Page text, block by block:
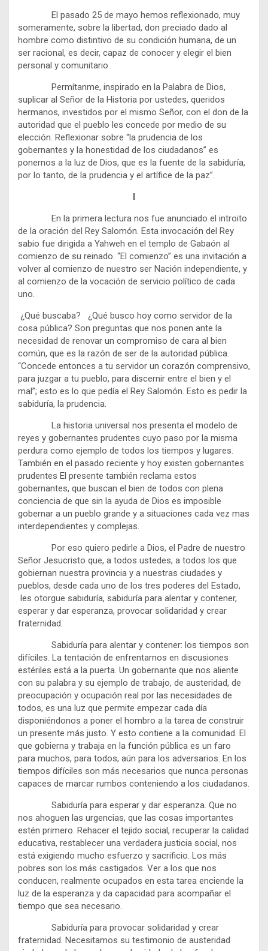
El pasado 25 de mayo hemos reflexionado, muy
someramente, sobre la libertad, don preciado dado al
hombre como distintivo de su condición humana, de un
ser racional, es decir, capaz de conocer y elegir el bien
personal y comunitario.
Permítanme, inspirado en la Palabra de Dios,
suplicar al Señor de la Historia por ustedes, queridos
hermanos, investidos por el mismo Señor, con el don de la
autoridad que el pueblo les concede por medio de su
elección. Reflexionar sobre “la prudencia de los
gobernantes y la honestidad de los ciudadanos” es
ponernos a la luz de Dios, que es la fuente de la sabiduría,
por lo tanto, de la prudencia y el artífice de la paz”.
I
En la primera lectura nos fue anunciado el introito
de la oración del Rey Salomón. Esta invocación del Rey
sabio fue dirigida a Yahweh en el templo de Gabaón al
comienzo de su reinado. “El comienzo” es una invitación a
volver al comienzo de nuestro ser Nación independiente, y
al comienzo de la vocación de servicio político de cada
uno.
¿Qué buscaba? ¿Qué busco hoy como servidor de la
cosa pública? Son preguntas que nos ponen ante la
necesidad de renovar un compromiso de cara al bien
común, que es la razón de ser de la autoridad pública.
“Concede entonces a tu servidor un corazón comprensivo,
para juzgar a tu pueblo, para discernir entre el bien y el
mal”; esto es lo que pedía el Rey Salomón. Esto es pedir la
sabiduría, la prudencia.
La historia universal nos presenta el modelo de
reyes y gobernantes prudentes cuyo paso por la misma
perdura como ejemplo de todos los tiempos y lugares.
También en el pasado reciente y hoy existen gobernantes
prudentes El presente también reclama estos
gobernantes, que buscan el bien de todos con plena
conciencia de que sin la ayuda de Dios es imposible
gobernar a un pueblo grande y a situaciones cada vez mas
interdependientes y complejas.
Por eso quiero pedirle a Dios, el Padre de nuestro
Señor Jesucristo que, a todos ustedes, a todos los que
gobiernan nuestra provincia y a nuestras ciudades y
pueblos, desde cada uno de los tres poderes del Estado,
les otorgue sabiduría, sabiduría para alentar y contener,
esperar y dar esperanza, provocar solidaridad y crear
fraternidad.
Sabiduría para alentar y contener: los tiempos son
difíciles. La tentación de enfrentarnos en discusiones
estériles está a la puerta. Un gobernante que nos aliente
con su palabra y su ejemplo de trabajo, de austeridad, de
preocupación y ocupación real por las necesidades de
todos, es una luz que permite empezar cada día
disponiéndonos a poner el hombro a la tarea de construir
un presente más justo. Y esto contiene a la comunidad. El
que gobierna y trabaja en la función pública es un faro
para muchos, para todos, aún para los adversarios. En los
tiempos difíciles son más necesarios que nunca personas
capaces de marcar rumbos conteniendo a los ciudadanos.
Sabiduría para esperar y dar esperanza. Que no
nos ahoguen las urgencias, que las cosas importantes
estén primero. Rehacer el tejido social, recuperar la calidad
educativa, restablecer una verdadera justicia social, nos
está exigiendo mucho esfuerzo y sacrificio. Los más
pobres son los más castigados. Ver a los que nos
conducen, realmente ocupados en esta tarea enciende la
luz de la esperanza y da capacidad para acompañar el
tiempo que sea necesario.
Sabiduría para provocar solidaridad y crear
fraternidad. Necesitamos su testimonio de austeridad